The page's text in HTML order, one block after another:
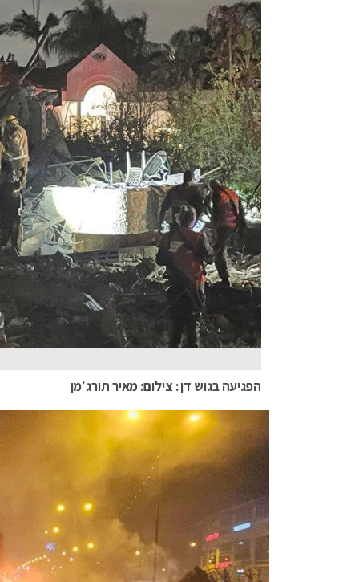
הפגיעה בגוש דן : צילום: מאיר תורג׳מן